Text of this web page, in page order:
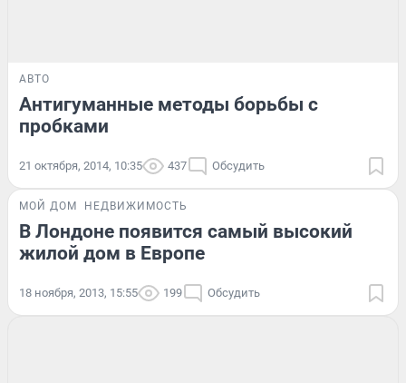
АВТО
Антигуманные методы борьбы с
пробками
21 октября, 2014, 10:35 437 Обсудить
МОЙ ДОМ НЕДВИЖИМОСТЬ
В Лондоне появится самый высокий
жилой дом в Европе
18 ноября, 2013, 15:55 199 Обсудить